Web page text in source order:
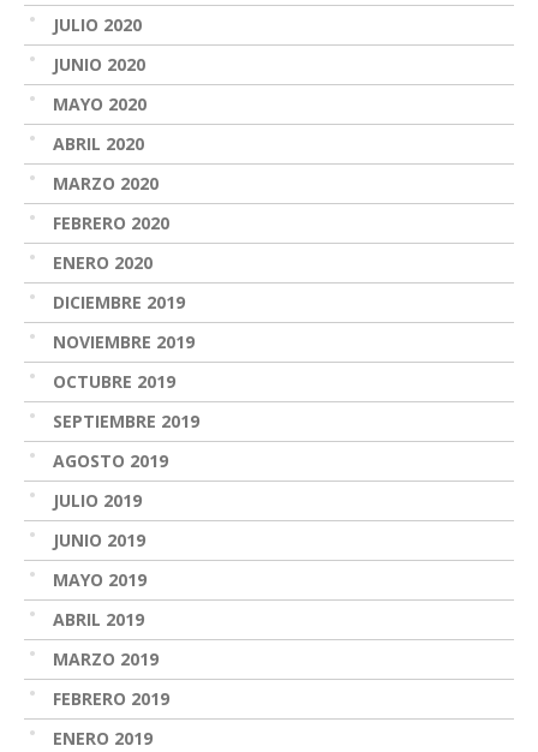
JULIO 2020
JUNIO 2020
MAYO 2020
ABRIL 2020
MARZO 2020
FEBRERO 2020
ENERO 2020
DICIEMBRE 2019
NOVIEMBRE 2019
OCTUBRE 2019
SEPTIEMBRE 2019
AGOSTO 2019
JULIO 2019
JUNIO 2019
MAYO 2019
ABRIL 2019
MARZO 2019
FEBRERO 2019
ENERO 2019